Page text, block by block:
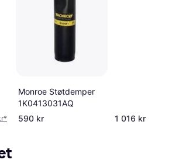
*
Monroe Støtdemper
1K0413031AQ
590 kr
1 016 kr